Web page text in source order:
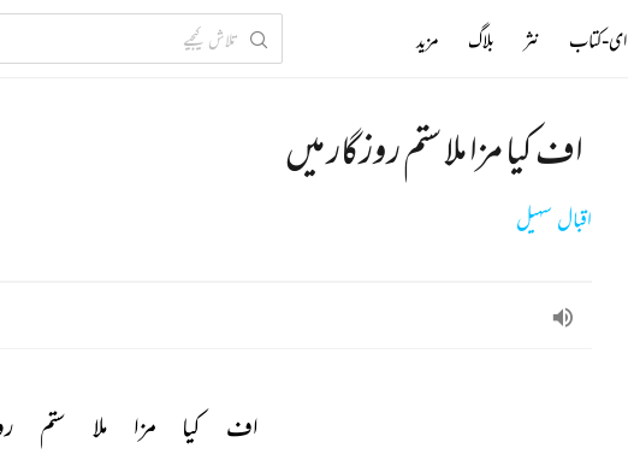
اف کیا مزا ملا ستم روزگار میں
اقبال سہیل
اف کیا مزا ملا ستم
ای-کتاب نثر بلاگ مزید